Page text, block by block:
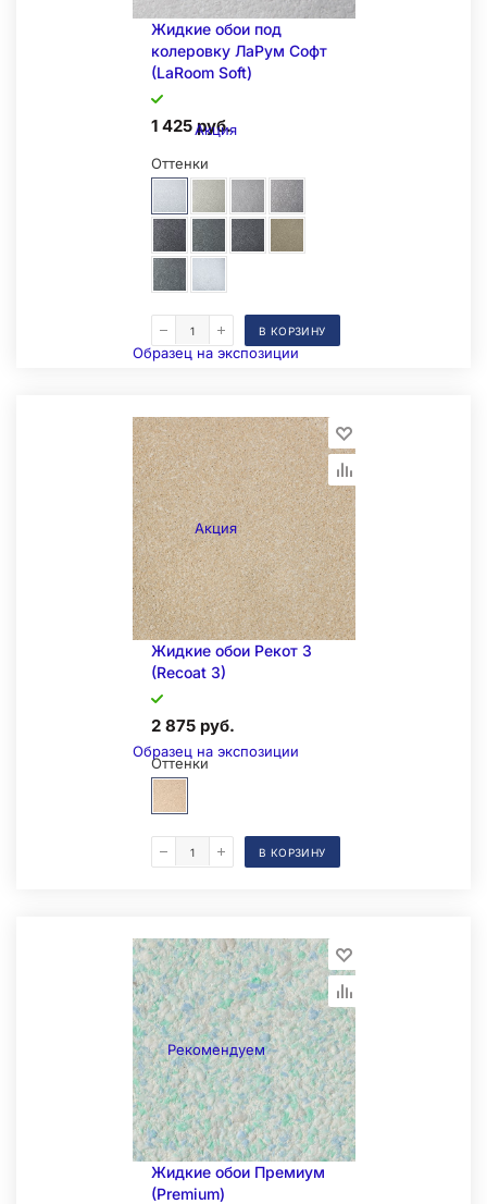
Акция
Образец на экспозиции
Складская позиция
Жидкие обои под
колеровку ЛаРум Софт
(LaRoom Soft)
1 425 руб.
Оттенки
В КОРЗИНУ
Акция
Образец на экспозиции
Жидкие обои Рекот 3
(Recoat 3)
2 875 руб.
Оттенки
В КОРЗИНУ
Рекомендуем
Жидкие обои Премиум
(Premium)